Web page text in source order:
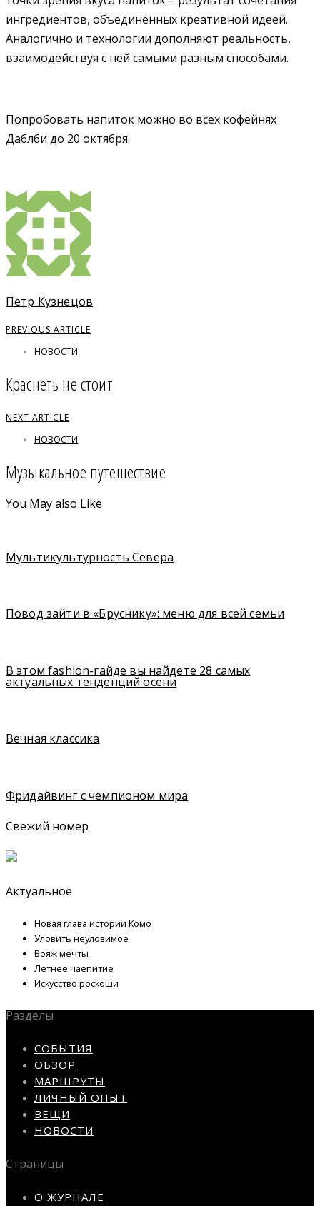
ингредиентов, объединённых креативной идеей.
Аналогично и технологии дополняют реальность,
взаимодействуя с ней самыми разным способами.
Попробовать напиток можно во всех кофейнях
Даблби до 20 октября.
Петр Кузнецов
PREVIOUS ARTICLE
НОВОСТИ
Краснеть не стоит
NEXT ARTICLE
НОВОСТИ
Музыкальное путешествие
You May also Like
Мультикультурность Севера
Повод зайти в «Бруснику»: меню для всей семьи
В этом fashion-гайде вы найдете 28 самых
актуальных тенденций осени
Вечная классика
Фридайвинг с чемпионом мира
Свежий номер
Актуальное
Новая глава истории Комо
Уловить неуловимое
Вояж мечты
Летнее чаепитие
Искусство роскоши
Разделы
СОБЫТИЯ
ОБЗОР
МАРШРУТЫ
ЛИЧНЫЙ ОПЫТ
ВЕЩИ
НОВОСТИ
Страницы
О ЖУРНАЛЕ